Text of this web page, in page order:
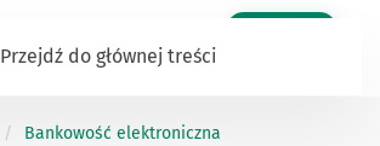
Przejdź do głównej treści
Bankowość elektroniczna